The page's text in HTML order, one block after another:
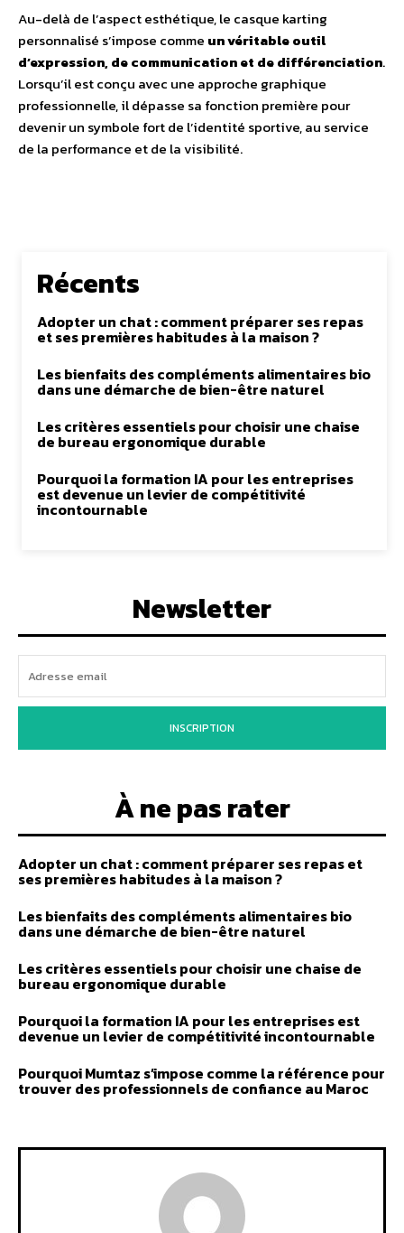
Au-delà de l’aspect esthétique, le casque karting
personnalisé s’impose comme un véritable outil
d’expression, de communication et de différenciation.
Lorsqu’il est conçu avec une approche graphique
professionnelle, il dépasse sa fonction première pour
devenir un symbole fort de l’identité sportive, au service
de la performance et de la visibilité.
Récents
Adopter un chat : comment préparer ses repas
et ses premières habitudes à la maison ?
Les bienfaits des compléments alimentaires bio
dans une démarche de bien-être naturel
Les critères essentiels pour choisir une chaise
de bureau ergonomique durable
Pourquoi la formation IA pour les entreprises
est devenue un levier de compétitivité
incontournable
Newsletter
INSCRIPTION
À ne pas rater
Adopter un chat : comment préparer ses repas et
ses premières habitudes à la maison ?
Les bienfaits des compléments alimentaires bio
dans une démarche de bien-être naturel
Les critères essentiels pour choisir une chaise de
bureau ergonomique durable
Pourquoi la formation IA pour les entreprises est
devenue un levier de compétitivité incontournable
Pourquoi Mumtaz s’impose comme la référence pour
trouver des professionnels de confiance au Maroc